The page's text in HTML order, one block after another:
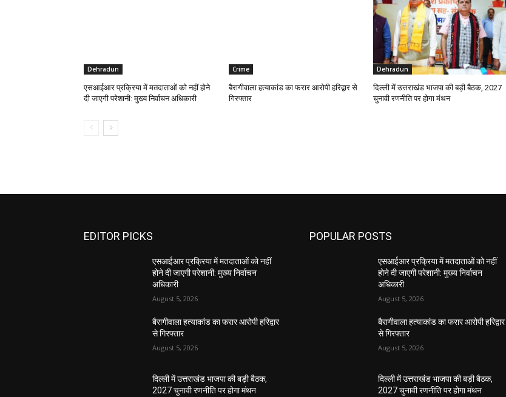
Dehradun
एसआईआर प्रक्रिया में मतदाताओं को नहीं होने
दी जाएगी परेशानी: मुख्य निर्वाचन अधिकारी
Crime
बैरागीवाला हत्याकांड का फरार आरोपी हरिद्वार से
गिरफ्तार
Dehradun
दिल्ली में उत्तराखंड भाजपा की बड़ी बैठक, 2027
चुनावी रणनीति पर होगा मंथन
EDITOR PICKS
एसआईआर प्रक्रिया में मतदाताओं को नहीं
होने दी जाएगी परेशानी: मुख्य निर्वाचन
अधिकारी
August 5, 2026
बैरागीवाला हत्याकांड का फरार आरोपी हरिद्वार
से गिरफ्तार
August 5, 2026
दिल्ली में उत्तराखंड भाजपा की बड़ी बैठक,
2027 चुनावी रणनीति पर होगा मंथन
POPULAR POSTS
एसआईआर प्रक्रिया में मतदाताओं को नहीं
होने दी जाएगी परेशानी: मुख्य निर्वाचन
अधिकारी
August 5, 2026
बैरागीवाला हत्याकांड का फरार आरोपी हरिद्वार
से गिरफ्तार
August 5, 2026
दिल्ली में उत्तराखंड भाजपा की बड़ी बैठक,
2027 चुनावी रणनीति पर होगा मंथन